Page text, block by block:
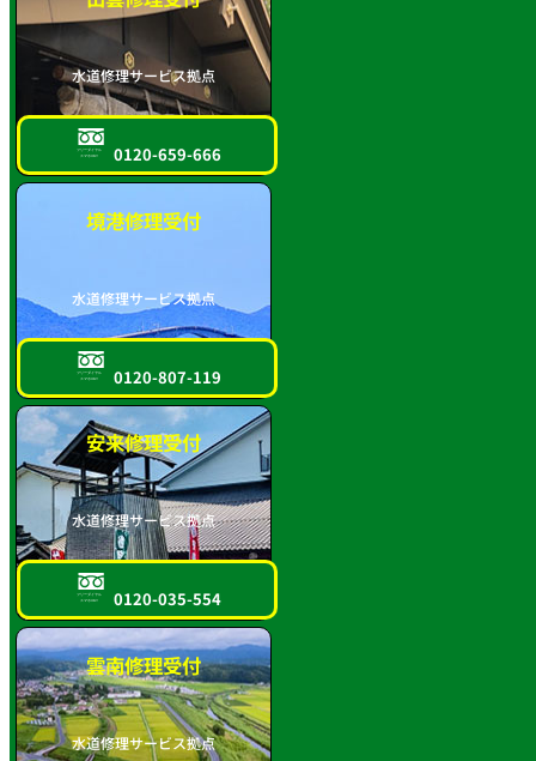
水道修理サービス拠点
フリーダイヤル
スマホOK!! 0120-659-666
境港修理受付
水道修理サービス拠点
フリーダイヤル
スマホOK!! 0120-807-119
安来修理受付
水道修理サービス拠点
フリーダイヤル
スマホOK!! 0120-035-554
雲南修理受付
水道修理サービス拠点